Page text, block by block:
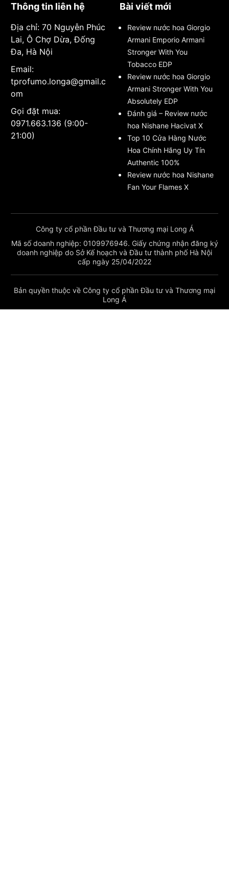
Thông tin liên hệ
Địa chỉ: 70 Nguyễn Phúc
Lai, Ô Chợ Dừa, Đống
Đa, Hà Nội
Email:
tprofumo.longa@gmail.c
om
Gọi đặt mua:
0971.663.136 (9:00-
21:00)
Bài viết mới
Review nước hoa Giorgio
Armani Emporio Armani
Stronger With You
Tobacco EDP
Review nước hoa Giorgio
Armani Stronger With You
Absolutely EDP
Đánh giá – Review nước
hoa Nishane Hacivat X
Top 10 Cửa Hàng Nước
Hoa Chính Hãng Uy Tín
Authentic 100%
Review nước hoa Nishane
Fan Your Flames X
Công ty cổ phần Đầu tư và Thương mại Long Á
Mã số doanh nghiệp: 0109976946. Giấy chứng nhận đăng ký
doanh nghiệp do Sở Kế hoạch và Đầu tư thành phố Hà Nội
cấp ngày 25/04/2022
Bản quyền thuộc về Công ty cổ phần Đầu tư và Thương mại
Long Á